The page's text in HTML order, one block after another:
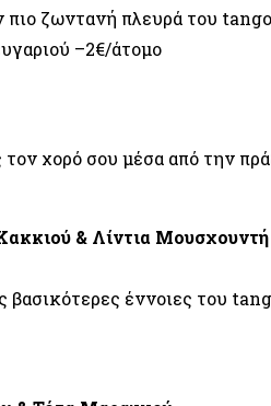
πιο ζωντανή πλευρά του
–2€/άτομο
τον χορό σου μέσα από την
& Λίντια Μουσχουντή
βασικότερες έννοιες του